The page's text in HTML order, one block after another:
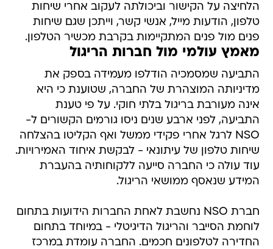
הלחיצה על הקישור וביכולתה לעקוב אחרי שיחות
טלפון, הודעות מייל, אנשי קשר, וייתכן שגם שיחות
פנים מול פנים המתקיימות בקרבת מכשיר הטלפון.
מאמץ עולמי מול חברות הריגול
התביעה שמסמכיה הודלפו מעמידה בספק את
מדיניותה המוצהרת של החברה, שטוענת כי היא
אינה מעורבת בריגול בלתי חוקי. על פי טענת
התביעה, לפני ארבע שנים ניסו גורמים הקשורים ל-
NSO לרגל אחרי פקידי ממשל ואף הקליטו בהצלחה
שיחות טלפון של עיתונאי - לבקשת איחוד האמירויות.
עוד עולה כי החברה סייעה ללקוחותיה בהעברת
המידע שנאסף ממושאי הריגול.
חברת NSO נחשבת לאחת החברות הידועות בתחום
לוחמת הסייבר והריגול הדיגיטלי - במיוחד בתחום
החדירה לטלפונים חכמים. החברה עומדת במרכז